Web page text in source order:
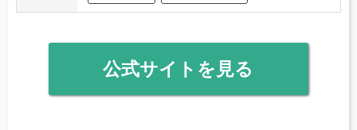
公式サイトを見る